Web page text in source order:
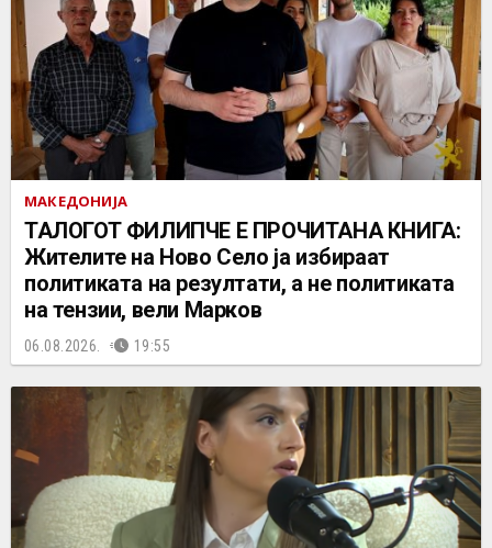
МАКЕДОНИЈА
ТАЛОГОТ ФИЛИПЧЕ Е ПРОЧИТАНА КНИГА:
Жителите на Ново Село ја избираат
политиката на резултати, а не политиката
на тензии, вели Марков
06.08.2026. 19:55